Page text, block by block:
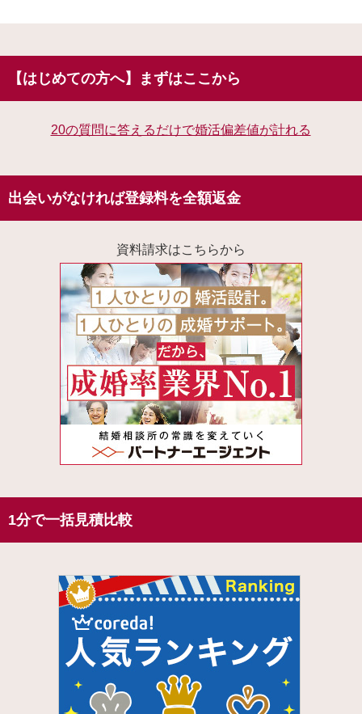
【はじめての方へ】まずはここから
20の質問に答えるだけで婚活偏差値が計れる
出会いがなければ登録料を全額返金
資料請求はこちらから
1分で一括見積比較